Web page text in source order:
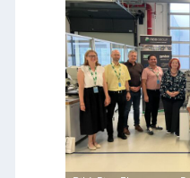
r
a
u
l
i
z
y